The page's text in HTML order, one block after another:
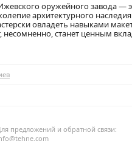
оружейного завода —
архитектурного
овладеть навыками
станет ценным
предложений и обратной связи: